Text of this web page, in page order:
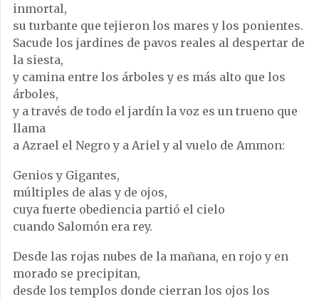
inmortal,
su turbante que tejieron los mares y los ponientes.
Sacude los jardines de pavos reales al despertar de
la siesta,
y camina entre los árboles y es más alto que los
árboles,
y a través de todo el jardín la voz es un trueno que
llama
a Azrael el Negro y a Ariel y al vuelo de Ammon:
Genios y Gigantes,
múltiples de alas y de ojos,
cuya fuerte obediencia partió el cielo
cuando Salomón era rey.
Desde las rojas nubes de la mañana, en rojo y en
morado se precipitan,
desde los templos donde cierran los ojos los